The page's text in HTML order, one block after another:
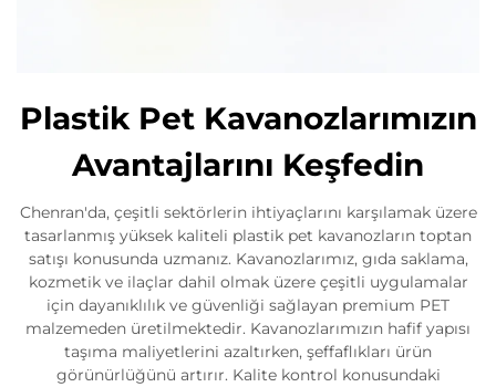
Plastik Pet Kavanozlarımızın
Avantajlarını Keşfedin
Chenran'da, çeşitli sektörlerin ihtiyaçlarını karşılamak üzere
tasarlanmış yüksek kaliteli plastik pet kavanozların toptan
satışı konusunda uzmanız. Kavanozlarımız, gıda saklama,
kozmetik ve ilaçlar dahil olmak üzere çeşitli uygulamalar
için dayanıklılık ve güvenliği sağlayan premium PET
malzemeden üretilmektedir. Kavanozlarımızın hafif yapısı
taşıma maliyetlerini azaltırken, şeffaflıkları ürün
görünürlüğünü artırır. Kalite kontrol konusundaki